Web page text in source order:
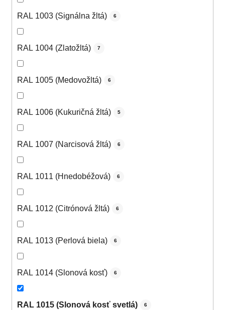
RAL 1003 (Signálna žltá) 6
RAL 1004 (Zlatožltá) 7
RAL 1005 (Medovožltá) 6
RAL 1006 (Kukuričná žltá) 5
RAL 1007 (Narcisová žltá) 6
RAL 1011 (Hnedobéžová) 6
RAL 1012 (Citrónová žltá) 6
RAL 1013 (Perlová biela) 6
RAL 1014 (Slonová kosť) 6
RAL 1015 (Slonová kosť svetlá) 6